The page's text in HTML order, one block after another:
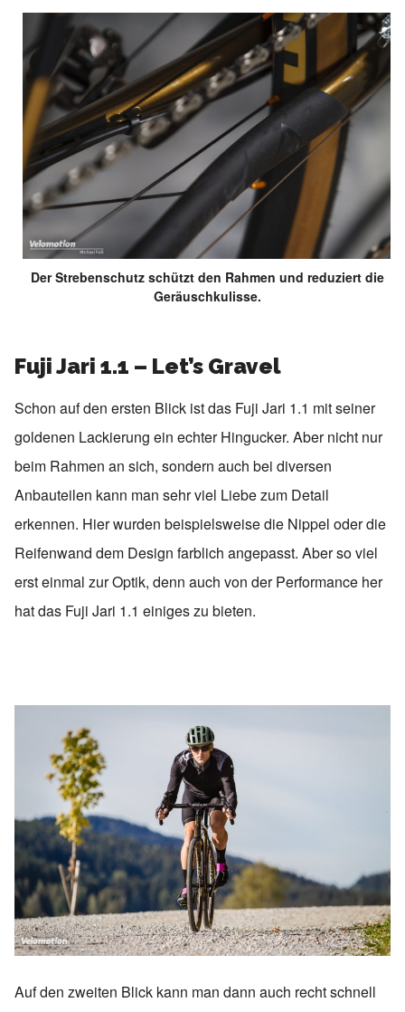
Der Strebenschutz schützt den Rahmen und reduziert die
Geräuschkulisse.
Fuji Jari 1.1 – Let’s Gravel
Schon auf den ersten Blick ist das Fuji Jari 1.1 mit seiner
goldenen Lackierung ein echter Hingucker. Aber nicht nur
beim Rahmen an sich, sondern auch bei diversen
Anbauteilen kann man sehr viel Liebe zum Detail
erkennen. Hier wurden beispielsweise die Nippel oder die
Reifenwand dem Design farblich angepasst. Aber so viel
erst einmal zur Optik, denn auch von der Performance her
hat das Fuji Jari 1.1 einiges zu bieten.
Auf den zweiten Blick kann man dann auch recht schnell